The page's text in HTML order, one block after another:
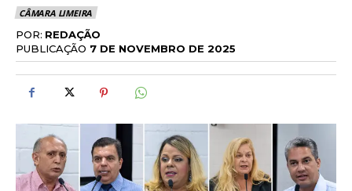
CÂMARA LIMEIRA
POR: REDAÇÃO
PUBLICAÇÃO 7 DE NOVEMBRO DE 2025